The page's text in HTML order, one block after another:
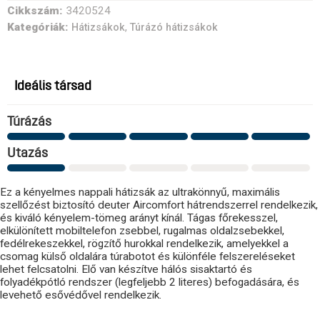
Cikkszám: 3420524
Kategóriák: Hátizsákok, Túrázó hátizsákok
Ez a kényelmes nappali hátizsák az ultrakönnyű, maximális
szellőzést biztosító deuter Aircomfort hátrendszerrel rendelkezik,
és kiváló kényelem-tömeg arányt kínál. Tágas főrekesszel,
elkülönített mobiltelefon zsebbel, rugalmas oldalzsebekkel,
fedélrekeszekkel, rögzítő hurokkal rendelkezik, amelyekkel a
csomag külső oldalára túrabotot és különféle felszereléseket
lehet felcsatolni. Elő van készítve hálós sisaktartó és
folyadékpótló rendszer (legfeljebb 2 literes) befogadására, és
levehető esővédővel rendelkezik.
Ideális társad
Túrázás
Utazás